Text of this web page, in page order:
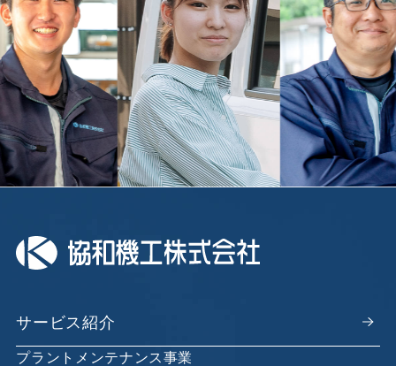
サービス紹介
プラントメンテナンス事業